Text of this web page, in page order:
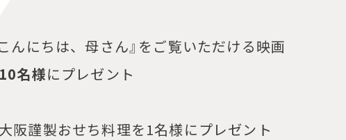
んにちは、母さん』をご覧いただける映画
名様にプレゼント
阪謹製おせち料理を1名様にプレゼント